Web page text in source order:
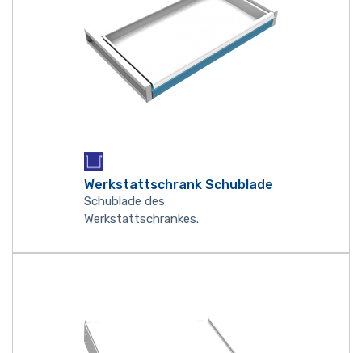
Werkstattschrank Schublade
Schublade des
Werkstattschrankes.